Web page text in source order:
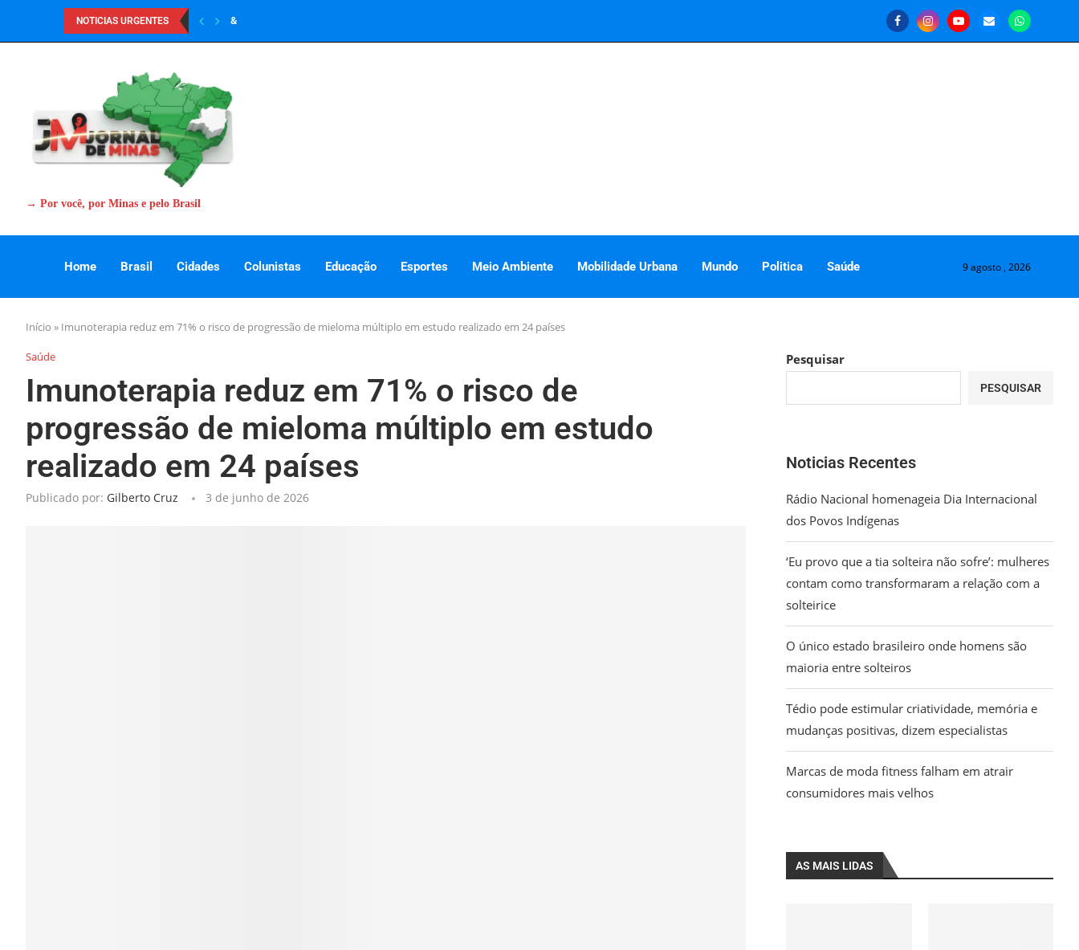
NOTICIAS URGENTES &
→ Por você, por Minas e pelo Brasil
Home Brasil Cidades Colunistas Educação Esportes Meio Ambiente Mobilidade Urbana Mundo Politica Saúde 9 agosto , 2026
Início » Imunoterapia reduz em 71% o risco de progressão de mieloma múltiplo em estudo realizado em 24 países
Saúde
Imunoterapia reduz em 71% o risco de
progressão de mieloma múltiplo em estudo
realizado em 24 países
Publicado por: Gilberto Cruz 3 de junho de 2026
Pesquisar
PESQUISAR
Noticias Recentes
Rádio Nacional homenageia Dia Internacional
dos Povos Indígenas
‘Eu provo que a tia solteira não sofre’: mulheres
contam como transformaram a relação com a
solteirice
O único estado brasileiro onde homens são
maioria entre solteiros
Tédio pode estimular criatividade, memória e
mudanças positivas, dizem especialistas
Marcas de moda fitness falham em atrair
consumidores mais velhos
AS MAIS LIDAS